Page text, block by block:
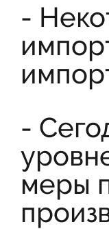
-
-
меры